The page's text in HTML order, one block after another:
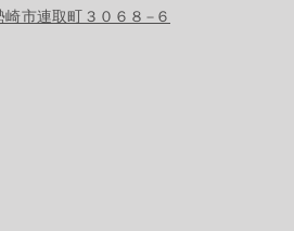
崎市連取町３０６８−６